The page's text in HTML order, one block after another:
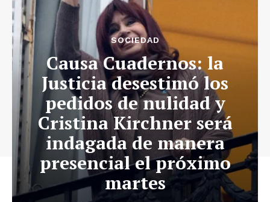
SOCIEDAD
Causa Cuadernos: la
Justicia desestimó los
pedidos de nulidad y
Cristina Kirchner será
indagada de manera
presencial el próximo
martes